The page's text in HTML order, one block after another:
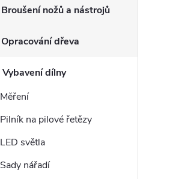
Broušení nožů a nástrojů
Opracování dřeva
Vybavení dílny
Měření
Pilník na pilové řetězy
LED světla
Sady nářadí